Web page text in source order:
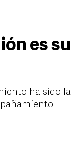
es su
ha sido la